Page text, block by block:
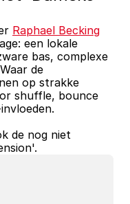
Raphael Becking
een lokale
bas, complexe
de
op strakke
shuffle, bounce
de nog niet